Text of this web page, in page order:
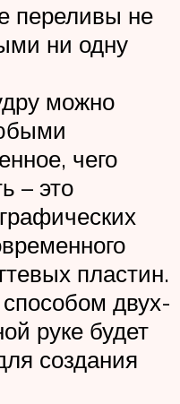
переливы не
ни одну
можно
чего
– это
пластин.
двух-
руке будет
создания